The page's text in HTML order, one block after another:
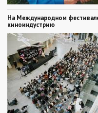
На Международном
киноиндустрию